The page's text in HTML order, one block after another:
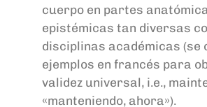
cuerpo en partes
epistémicas tan diversas
disciplinas académicas
ejemplos en francés para
validez universal, i.e.,
«manteniendo, ahora»).